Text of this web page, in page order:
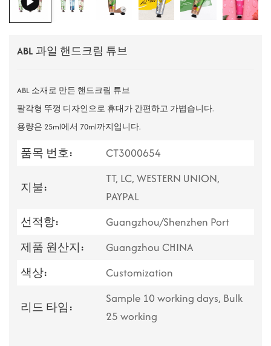
ABL 과일 핸드크림 튜브
ABL 소재로 만든 핸드크림 튜브
팔각형 뚜껑 디자인으로 휴대가 간편하고 가볍습니다.
용량은 25ml에서 70ml까지입니다.
품목 번호: CT3000654
지불:
TT, LC, WESTERN UNION,
PAYPAL
선적항:
Guangzhou/Shenzhen Port
제품 원산지:
Guangzhou CHINA
색상:
Customization
리드 타임:
Sample 10 working days, Bulk
25 working